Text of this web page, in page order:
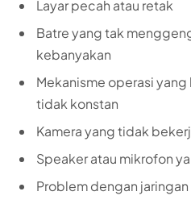
Layar pecah atau retak
Batre yang tak
kebanyakan
Mekanisme operasi
tidak konstan
Kamera yang tidak
Speaker atau mikrofon
Problem dengan